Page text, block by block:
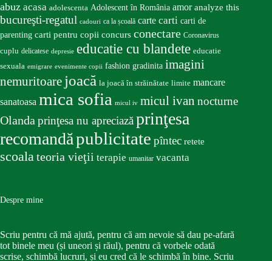
abuz acasa adolescenta Adolescent în România amor analyze this
bucureşti-regatul cadouri ca la școală carte carti carti de
parenting carti pentru copii concurs conectare Coronavirus
cuplu delicatese depresie educatie cu blandete educatie
sexuala emigrare evenimente copii fashion gradinita imagini
nemuritoare joacă la joacă în străinătate limite mancare
sanatoasa mica sofia micul iv micul ivan nocturne
Olandaprinţesa nu apreciazăprinţesa
recomandăpublicitate pîntec retete
scoalateoria vieţii terapie umanitar vacanta
Despre mine
Scriu pentru că mă ajută, pentru că am nevoie să dau pe-afară
tot binele meu (și uneori și răul), pentru că vorbele odată
scrise, schimbă lucruri, și eu cred că le schimbă în bine. Scriu